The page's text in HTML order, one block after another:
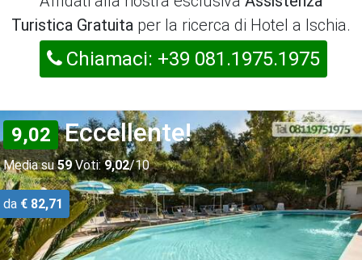
Turistica Gratuita per la ricerca di Hotel a Ischia.
Chiamaci: +39 081.1975.1975
9,02 Eccellente!
Media su59Voti: 9,02/10
da € 82,71